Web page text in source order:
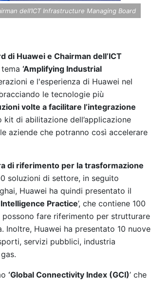
dell’ICT Infrastructure Managing Board
di Huawei e Chairman dell’ICT
‘Amplifying Industrial
e l'esperienza di Huawei nel
le tecnologie più
volte a facilitare l’integrazione
di abilitazione dell’applicazione
aziende che potranno così accelerare
di riferimento per la trasformazione
soluzioni di settore, in seguito
Huawei ha quindi presentato il
Practice’, che contiene 100
fare riferimento per strutturare
Huawei ha presentato 10 nuove
servizi pubblici, industria
‘Global Connectivity Index (GCI)’ che